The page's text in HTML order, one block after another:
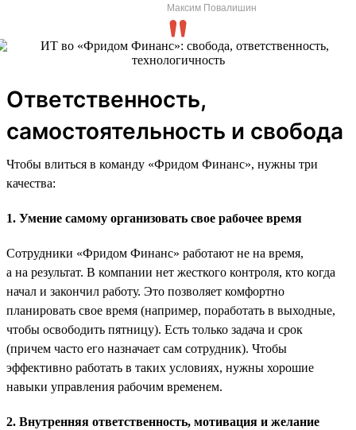
Максим Повалишин
Ответственность,
самостоятельность и свобода
Чтобы влиться в команду «Фридом Финанс», нужны три
качества:
1. Умение самому организовать свое рабочее время
Сотрудники «Фридом Финанс» работают не на время,
а на результат. В компании нет жесткого контроля, кто когда
начал и закончил работу. Это позволяет комфортно
планировать свое время (например, поработать в выходные,
чтобы освободить пятницу). Есть только задача и срок
(причем часто его назначает сам сотрудник). Чтобы
эффективно работать в таких условиях, нужны хорошие
навыки управления рабочим временем.
2. Внутренняя ответственность, мотивация и желание